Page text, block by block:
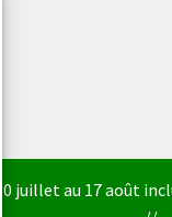
juillet au 17 août